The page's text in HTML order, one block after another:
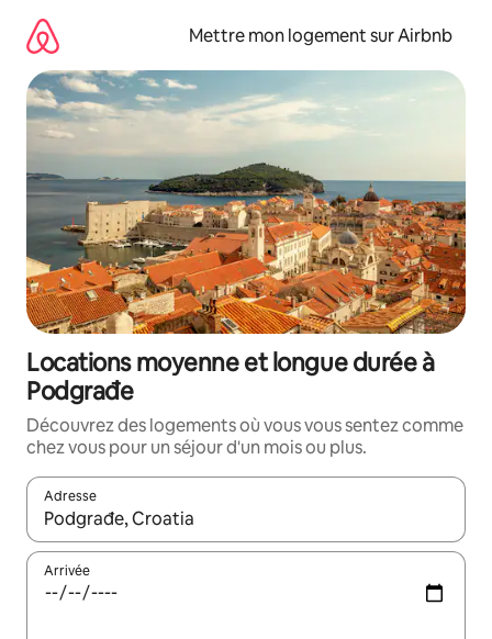
directement
contenu
Mettre mon logement sur Airbnb
Locations moyenne et longue durée à
Podgrađe
Découvrez des logements où vous vous sentez comme
chez vous pour un séjour d'un mois ou plus.
Adresse
Lorsque les résultats s'affichent, utilisez les flèches vers le
Arrivée